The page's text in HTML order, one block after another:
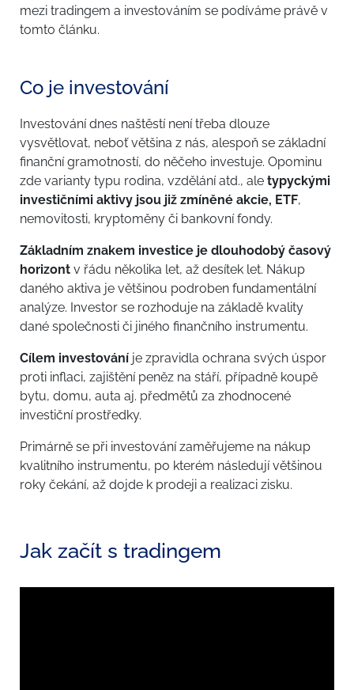
mezi tradingem a investováním se podíváme právě v
tomto článku.
Co je investování
Investování dnes naštěstí není třeba dlouze
vysvětlovat, neboť většina z nás, alespoň se základní
finanční gramotností, do něčeho investuje. Opominu
zde varianty typu rodina, vzdělání atd., ale typyckými
investičními aktivy jsou již zmíněné akcie, ETF,
nemovitosti, kryptoměny či bankovní fondy.
Základním znakem investice je dlouhodobý časový
horizont v řádu několika let, až desítek let. Nákup
daného aktiva je většinou podroben fundamentální
analýze. Investor se rozhoduje na základě kvality
dané společnosti či jiného finančního instrumentu.
Cílem investování je zpravidla ochrana svých úspor
proti inflaci, zajištění peněz na stáří, případně koupě
bytu, domu, auta aj. předmětů za zhodnocené
investiční prostředky.
Primárně se při investování zaměřujeme na nákup
kvalitního instrumentu, po kterém následují většinou
roky čekání, až dojde k prodeji a realizaci zisku.
Jak začít s tradingem